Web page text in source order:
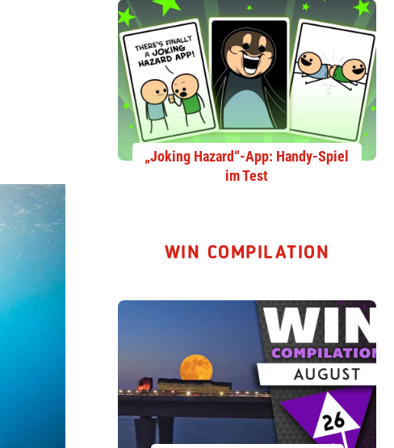
„Joking Hazard“-App: Handy-Spiel
im Test
WIN COMPILATION